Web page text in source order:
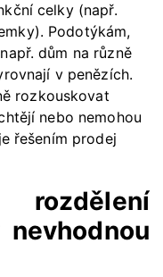
celky (např.
Podotýkám,
dům na různě
v penězích.
rozkouskovat
nebo nemohou
řešením prodej